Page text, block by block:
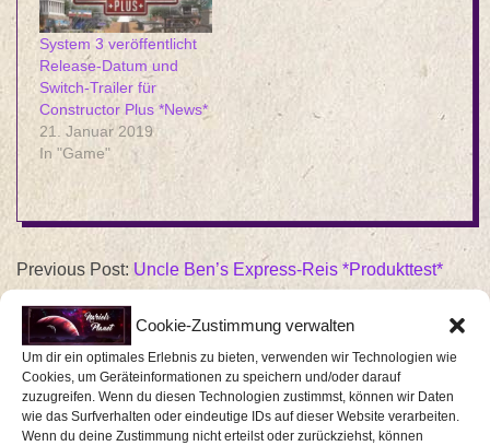
Cookie-Zustimmung verwalten
Um dir ein optimales Erlebnis zu bieten, verwenden wir Technologien wie
Cookies, um Geräteinformationen zu speichern und/oder darauf
zuzugreifen. Wenn du diesen Technologien zustimmst, können wir Daten
wie das Surfverhalten oder eindeutige IDs auf dieser Website verarbeiten.
Wenn du deine Zustimmung nicht erteilst oder zurückziehst, können
System 3 veröffentlicht
Release-Datum und
Switch-Trailer für
Constructor Plus *News*
21. Januar 2019
In "Game"
2019-
03-
26
Previous Post: Uncle Ben’s Express-Reis *Produkttest*
Next Post:Kneipp Frühjahrsneuheiten 2019 *Produkttest*
SCHREIBE EINEN KOMMENTAR